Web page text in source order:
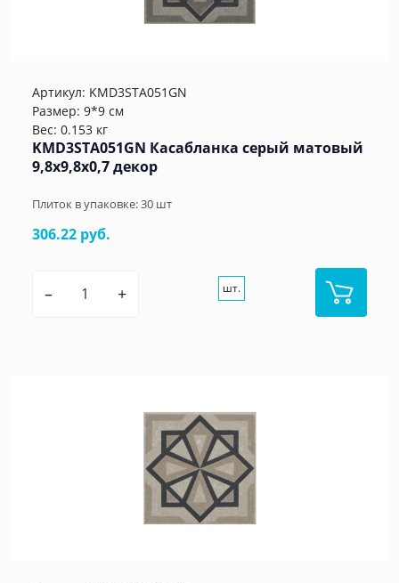
Артикул: KMD3STA051GN
Размер: 9*9 см
Вес: 0.153 кг
KMD3STA051GN Касабланка серый матовый
9,8x9,8x0,7 декор
Плиток в упаковке:30 шт
306.22 руб.
– + шт.